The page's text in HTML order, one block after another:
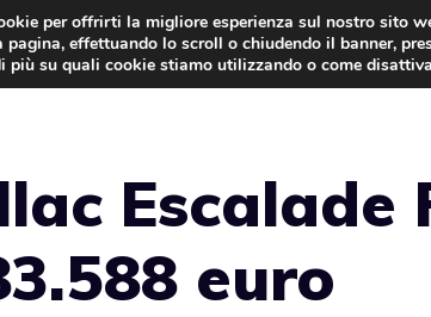
Escalade
euro
per offrirti la migliore esperienza sul nostro sito
pagina, effettuando lo scroll o chiudendo il banner,
più su quali cookie stiamo utilizzando o come